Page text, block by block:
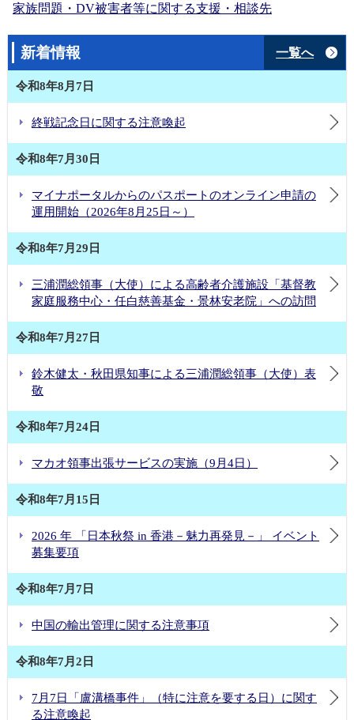
家族問題・DV被害者等に関する支援・相談先
新着情報 一覧へ
令和8年8月7日
終戦記念日に関する注意喚起
令和8年7月30日
マイナポータルからのパスポートのオンライン申請の
運用開始（2026年8月25日～）
令和8年7月29日
三浦潤総領事（大使）による高齢者介護施設「基督教
家庭服務中心・任白慈善基金・景林安老院」への訪問
令和8年7月27日
鈴木健太・秋田県知事による三浦潤総領事（大使）表
敬
令和8年7月24日
マカオ領事出張サービスの実施（9月4日）
令和8年7月15日
2026 年 「日本秋祭 in 香港－魅力再発見－」 イベント
募集要項
令和8年7月7日
中国の輸出管理に関する注意事項
令和8年7月2日
7月7日「盧溝橋事件」（特に注意を要する日）に関す
る注意喚起